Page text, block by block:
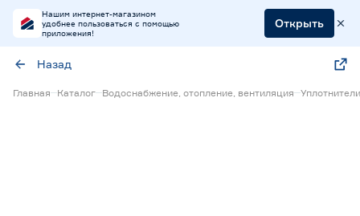
Нашим интернет-магазином
удобнее пользоваться с помощью
приложения!
Открыть
Назад
Главная Каталог Водоснабжение, отопление, вентиляция